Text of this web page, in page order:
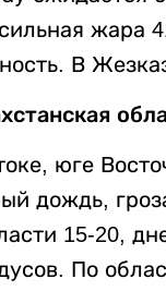
жара
В
юге
дождь,
15-20,
По